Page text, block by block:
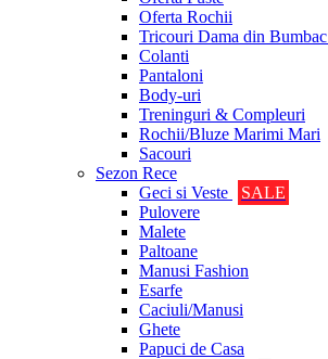
Oferta Rochii
Tricouri Dama din Bumbac
Colanti
Pantaloni
Body-uri
Treninguri & Compleuri
Rochii/Bluze Marimi Mari
Sacouri
Sezon Rece
Geci si Veste
SALE
Pulovere
Malete
Paltoane
Manusi Fashion
Esarfe
Caciuli/Manusi
Ghete
Papuci de Casa